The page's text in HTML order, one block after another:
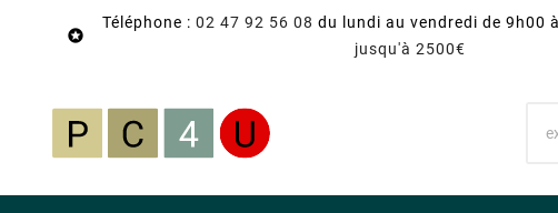

Téléphone : 02 47 92 56 08 du lundi au vendredi de 9h00
jusqu'à 2500€